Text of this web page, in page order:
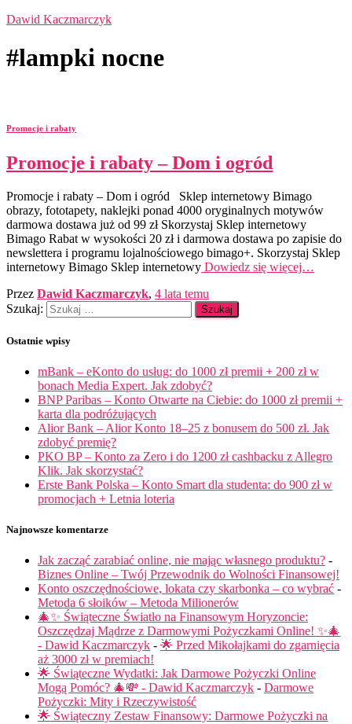
Dawid Kaczmarczyk
#lampki nocne
Promocje i rabaty
Promocje i rabaty – Dom i ogród
Promocje i rabaty – Dom i ogród Sklep internetowy Bimago
obrazy, fototapety, naklejki ponad 4000 oryginalnych motywów
darmowa dostawa już od 99 zł Skorzystaj Sklep internetowy
Bimago Rabat w wysokości 20 zł i darmowa dostawa po zapisie do
newslettera i programu lojalnościowego bimago+. Skorzystaj Sklep
internetowy Bimago Sklep internetowy Dowiedz się więcej…
Przez Dawid Kaczmarczyk, 4 lata temu
Szukaj:
Ostatnie wpisy
mBank – eKonto do usług: do 1000 zł premii + 200 zł w
bonach Media Expert. Jak zdobyć?
BNP Paribas – Konto Otwarte na Ciebie: do 1000 zł premii +
karta dla podróżujących
Alior Bank – Alior Konto 18–25 z bonusem do 500 zł. Jak
zdobyć premię?
PKO BP – Konto za Zero i do 1200 zł cashbacku z Allegro
Klik. Jak skorzystać?
Erste Bank Polska – Konto Smart dla studenta: do 900 zł w
promocjach + Letnia loteria
Najnowsze komentarze
Jak zacząć zarabiać online, nie mając własnego produktu? -
Biznes Online – Twój Przewodnik do Wolności Finansowej!
Konto oszczędnościowe, lokata czy skarbonka – co wybrać -
Metoda 6 słoików – Metoda Milionerów
🎄✨ Świąteczne Światło na Finansowym Horyzoncie:
Oszczędzaj Mądrze z Darmowymi Pożyczkami Online! ✨🎄
- Dawid Kaczmarczyk - 🌟 Przed Mikołajkami do zgarnięcia
aż 3000 zł w premiach!
🌟 Świąteczne Wydatki: Jak Darmowe Pożyczki Online
Mogą Pomóc? 🎄💸 - Dawid Kaczmarczyk - Darmowe
Pożyczki: Mity i Rzeczywistość
🌟 Świąteczny Zestaw Finansowy: Darmowe Pożyczki na